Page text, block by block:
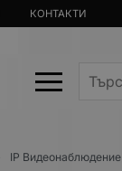
КОНТАКТИ
IP Видеонаблюдение